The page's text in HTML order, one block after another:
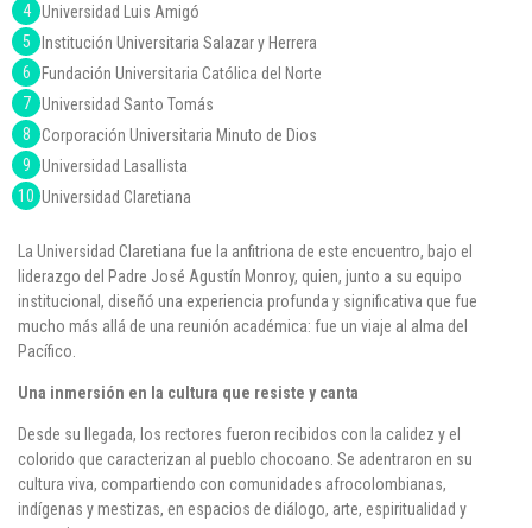
Universidad Luis Amigó
Institución Universitaria Salazar y Herrera
Fundación Universitaria Católica del Norte
Universidad Santo Tomás
Corporación Universitaria Minuto de Dios
Universidad Lasallista
Universidad Claretiana
La Universidad Claretiana fue la anfitriona de este encuentro, bajo el
liderazgo del Padre José Agustín Monroy, quien, junto a su equipo
institucional, diseñó una experiencia profunda y significativa que fue
mucho más allá de una reunión académica: fue un viaje al alma del
Pacífico.
Una inmersión en la cultura que resiste y canta
Desde su llegada, los rectores fueron recibidos con la calidez y el
colorido que caracterizan al pueblo chocoano. Se adentraron en su
cultura viva, compartiendo con comunidades afrocolombianas,
indígenas y mestizas, en espacios de diálogo, arte, espiritualidad y
(+57) (4) 4 600 700
Medellín - Colombia - Suramérica
Denuncia de Corrupción y Sobornos